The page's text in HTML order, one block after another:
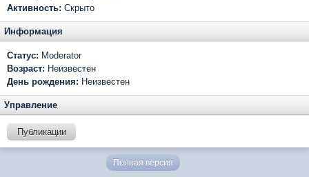
Активность: Скрыто
Информация
Статус: Moderator
Возраст: Неизвестен
День рождения: Неизвестен
Управление
Публикации
Полная версия